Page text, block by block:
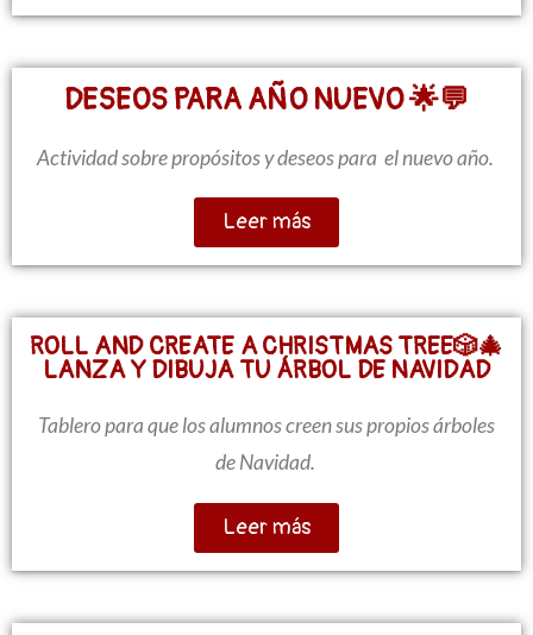
DESEOS PARA AÑO NUEVO 🌟💬
Actividad sobre propósitos y deseos para el nuevo año.
Leer más
ROLL AND CREATE A CHRISTMAS TREE🎲🎄
LANZA Y DIBUJA TU ÁRBOL DE NAVIDAD
Tablero para que los alumnos creen sus propios árboles
de Navidad.
Leer más